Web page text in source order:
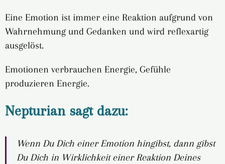
Eine Emotion ist immer eine Reaktion aufgrund von
Wahrnehmung und Gedanken und wird reflexartig
ausgelöst.
Emotionen verbrauchen Energie, Gefühle
produzieren Energie.
Nepturian sagt dazu:
Wenn Du Dich einer Emotion hingibst, dann gibst
Du Dich in Wirklichkeit einer Reaktion Deines